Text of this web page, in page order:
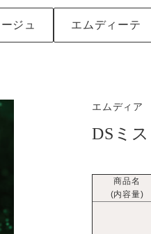
ジュ エムディーテ
エムディア
DSミ
商品名
(内容量)